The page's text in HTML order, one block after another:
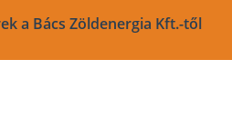
a Bács Zöldenergia Kft.-től